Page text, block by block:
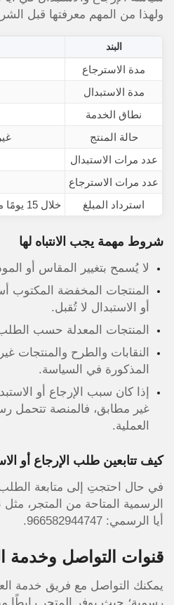
ولهذا من المهم معرفتها قبل
البند
مدة الاسترجاع
مدة الاستبدال
نطاق الخدمة
حالة المنتج
عدد مرات الاستبدال
عدد مرات الاسترجاع
استرداد المبلغ
خلال 15 يومًا من تاريخ موافقة الإدارة على الاسترجاع وفحص المنتج
شروط مهمة يجب الانتباه لها
لا يُسمح بتغيير المقاس أو
المنتجات المخفضة المكتوب
أو الاستبدال لا تُقبل.
المنتجات المعدلة حسب
النقابات والطرح والمنتجات
المذكورة في السياسة.
إذا كان سبب الإرجاع أو
غير مطابق، فالمنصة تتحمل
العملية.
كيف تتابعين طلب الإرجاع أو
في حال احتجتِ إلى متابعة
الرسمية المتاحة من المتجر،
أيا الرسمي: 966582944747.
قنوات التواصل وخدمة
يمكنك التواصل مع فريق خدمة